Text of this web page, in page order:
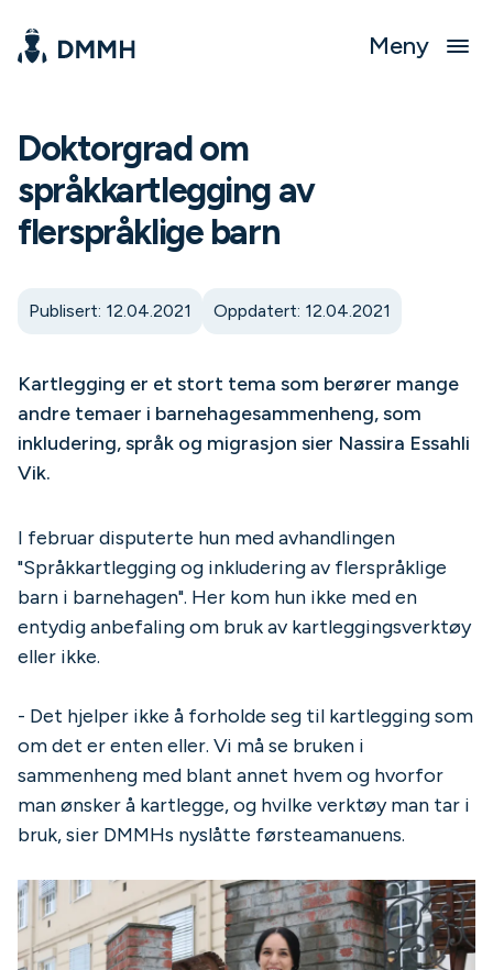
Meny
Doktorgrad om
språkkartlegging av
flerspråklige barn
Publisert: 12.04.2021 Oppdatert: 12.04.2021
Kartlegging er et stort tema som berører mange
andre temaer i barnehagesammenheng, som
inkludering, språk og migrasjon sier Nassira Essahli
Vik.
I februar disputerte hun med avhandlingen
"Språkkartlegging og inkludering av flerspråklige
barn i barnehagen". Her kom hun ikke med en
entydig anbefaling om bruk av kartleggingsverktøy
eller ikke.
- Det hjelper ikke å forholde seg til kartlegging som
om det er enten eller. Vi må se bruken i
sammenheng med blant annet hvem og hvorfor
man ønsker å kartlegge, og hvilke verktøy man tar i
bruk, sier DMMHs nyslåtte førsteamanuens.